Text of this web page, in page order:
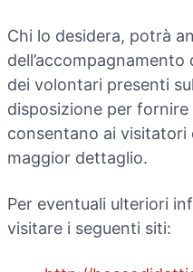
Chi lo desidera, potrà
dei volontari presenti
disposizione per
consentano ai
maggior dettaglio.
Per eventuali ulteriori
visitare i seguenti siti: